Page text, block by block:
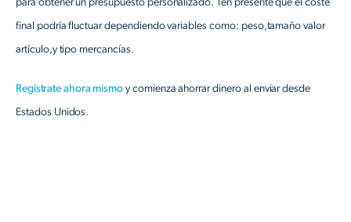
para obtener un presupuesto personalizado. Ten presente que el coste
final podría fluctuar dependiendo variables como: peso,tamaño valor
artículo,y tipo mercancías.
Regístrate ahora mismo y comienza ahorrar dinero al enviar desde
Estados Unidos.